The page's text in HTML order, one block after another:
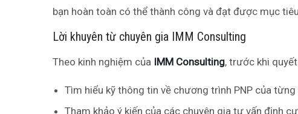
bạn hoàn toàn có thể thành công và đạt được mục
Lời khuyên từ chuyên gia IMM Consulting
Theo kinh nghiệm của IMM Consulting, trước khi
Tìm hiểu kỹ thông tin về chương trình PNP của từng
Tham khảo ý kiến của các chuyên gia tư vấn định